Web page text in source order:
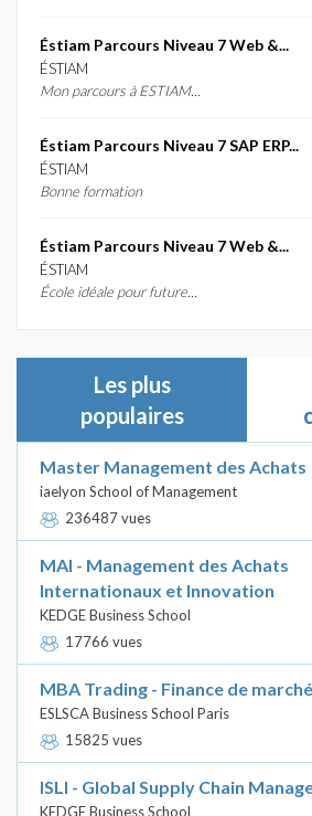
Éstiam Parcours Niveau 7 Web &...
ÉSTIAM
Mon parcours à ESTIAM...
Éstiam Parcours Niveau 7 SAP ERP...
ÉSTIAM
Bonne formation
Éstiam Parcours Niveau 7 Web &...
ÉSTIAM
École idéale pour future...
Les plus
populaires
Master Management des Achats
iaelyon School of Management
236487 vues
MAI - Management des Achats
Internationaux et Innovation
KEDGE Business School
17766 vues
MBA Trading - Finance de marché
ESLSCA Business School Paris
15825 vues
ISLI - Global Supply Chain
KEDGE Business School